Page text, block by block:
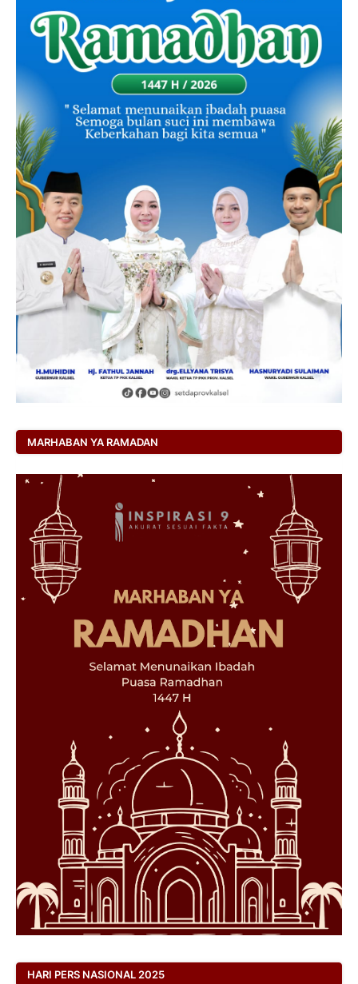
MARHABAN YA RAMADAN
HARI PERS NASIONAL 2025